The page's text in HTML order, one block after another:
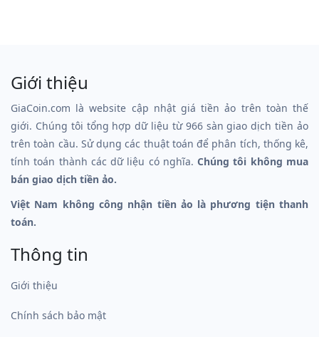
Giới thiệu
GiaCoin.com là website cập nhật giá tiền ảo trên toàn thế
giới. Chúng tôi tổng hợp dữ liệu từ 966 sàn giao dịch tiền ảo
trên toàn cầu. Sử dụng các thuật toán để phân tích, thống kê,
tính toán thành các dữ liệu có nghĩa.Chúng tôi không mua
bán giao dịch tiền ảo.
Việt Nam không công nhận tiền ảo là phương tiện thanh
toán.
Thông tin
Giới thiệu
Chính sách bảo mật